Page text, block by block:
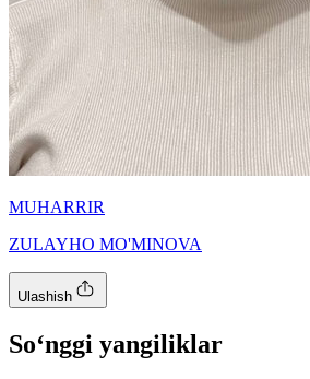
MUHARRIR
ZULAYHO MO'MINOVA
Ulashish
So‘nggi yangiliklar